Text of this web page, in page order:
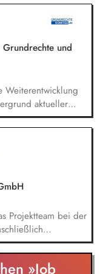
von Projekten im
im Rahmen der
bei der Planung
(z.B. durch
und Begleitung
und
Weiterentwicklung
aktueller
und Englisch,
u.
des
mit
Organisation
Projektteam bei der
Rollouts.
Du übernimmst
die Pflege von
»Job